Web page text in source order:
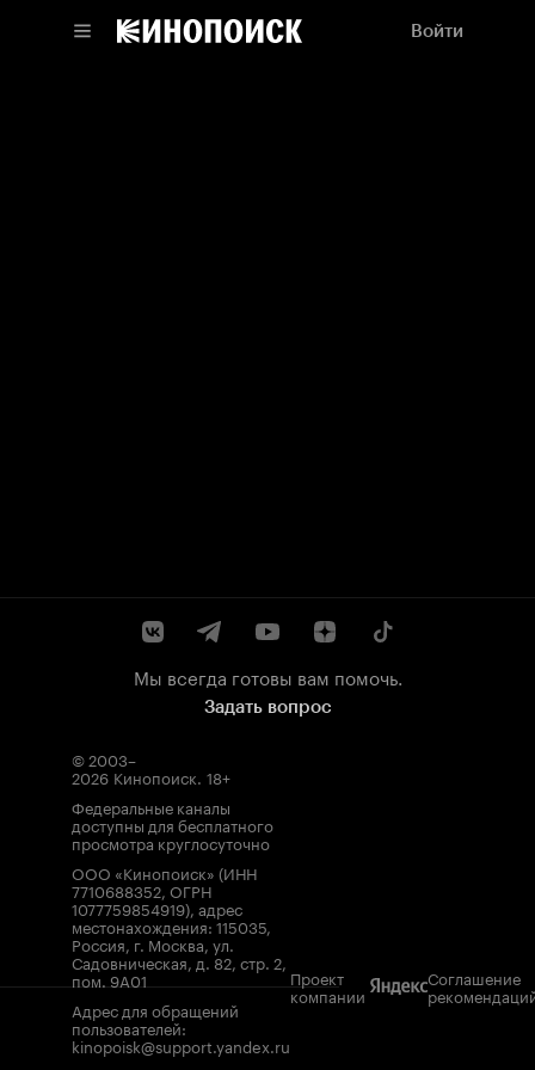
Войти
Мы всегда готовы вам помочь.
Задать вопрос
© 2003–
2026 Кинопоиск. 18+
Федеральные каналы
доступны для бесплатного
просмотра круглосуточно
ООО «Кинопоиск» (ИНН
7710688352, ОГРН
1077759854919), адрес
местонахождения: 115035,
Россия, г. Москва, ул.
Садовническая, д. 82, стр. 2,
пом. 9А01
Адрес для обращений
пользователей:
kinopoisk@support.yandex.ru
Проект
компании
Соглашение